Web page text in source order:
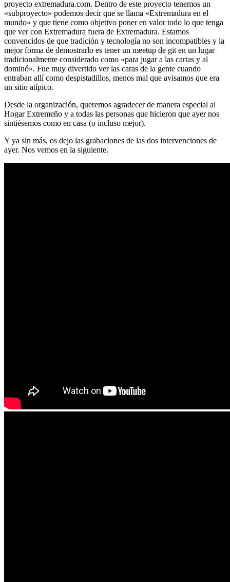
proyecto extremadura.com. Dentro de este proyecto tenemos un
«subproyecto» podemos decir que se llama «Extremadura en el
mundo» y que tiene como objetivo poner en valor todo lo que tenga
que ver con Extremadura fuera de Extremadura. Estamos
convencidos de que tradición y tecnología no son incompatibles y la
mejor forma de demostrarlo es tener un meetup de git en un lugar
tradicionalmente considerado como «para jugar a las cartas y al
dominó». Fue muy divertido ver las caras de la gente cuando
entraban allí como despistadillos, menos mal que avisamos que era
un sitio atípico.
Desde la organización, queremos agradecer de manera especial al
Hogar Extremeño y a todas las personas que hicieron que ayer nos
sintiésemos como en casa (o incluso mejor).
Y ya sin más, os dejo las grabaciones de las dos intervenciones de
ayer. Nos vemos en la siguiente.